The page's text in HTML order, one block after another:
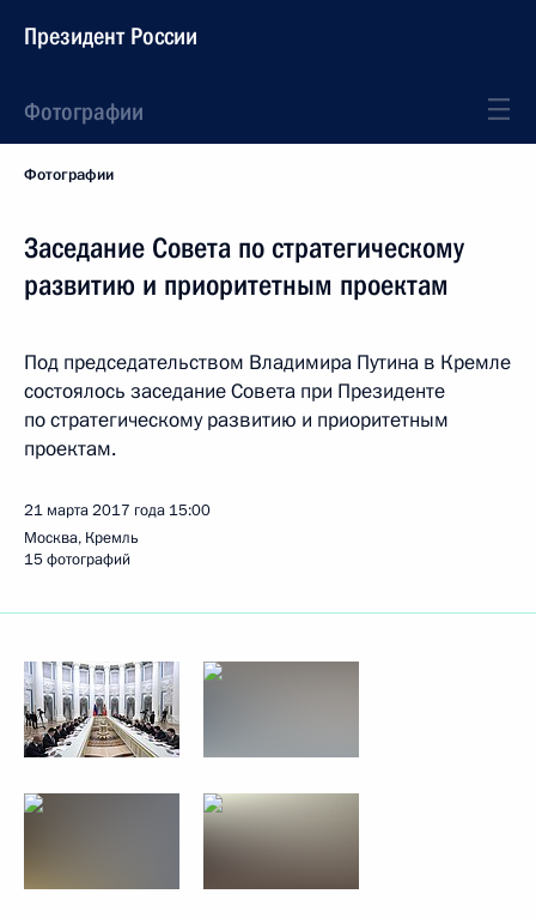
Президент России
Фотографии
Фотографии
Заседание Совета по стратегическому
развитию и приоритетным проектам
Под председательством Владимира Путина в Кремле
состоялось заседание Совета при Президенте
по стратегическому развитию и приоритетным
проектам.
21 марта 2017 года 15:00
Москва, Кремль
15 фотографий